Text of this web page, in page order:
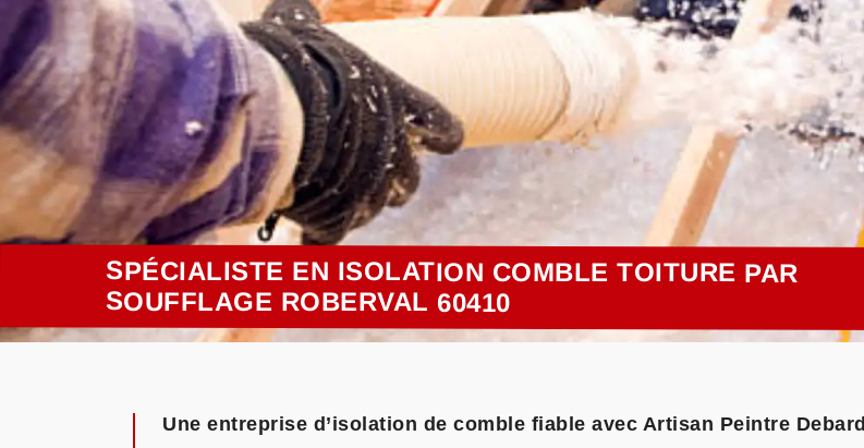
SPÉCIALISTE EN ISOLATION COMBLE TOITURE PAR
SOUFFLAGE ROBERVAL 60410
Une entreprise d’isolation de comble fiable avec Artisan Peintre Debard